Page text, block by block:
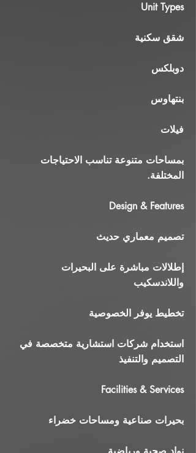
Unit Types
شقق سكنية
دوبلكس
بنتهاوس
فيلات
بمساحات متنوعة تناسب الاحتياجات
المختلفة.
Design & Features
تصميم معماري حديث
إطلالات مباشرة على البحيرات
واللاندسكيب
تخطيط يوفر الخصوصية
استخدام شركات استشارية متخصصة في
التصميم والتنفيذ
Facilities & Services
بحيرات صناعية ومساحات خضراء